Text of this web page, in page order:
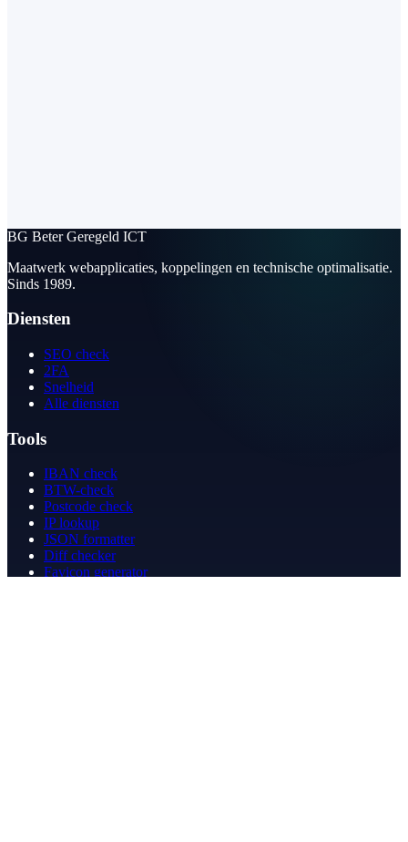
BG Beter Geregeld ICT
Maatwerk webapplicaties, koppelingen en technische optimalisatie.
Sinds 1989.
Diensten
SEO check
2FA
Snelheid
Alle diensten
Tools
IBAN check
BTW-check
Postcode check
IP lookup
JSON formatter
Diff checker
Favicon generator